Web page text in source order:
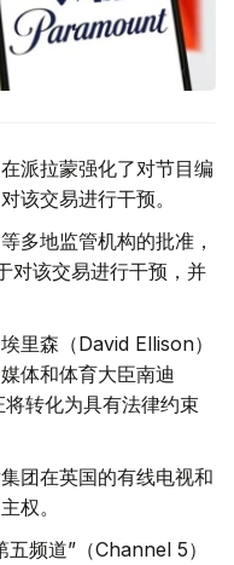
派拉蒙强化了对节目编
该交易进行干预。
多地监管机构的批准，
对该交易进行干预，并
里森（David Ellison）
体和体育大臣南迪
转化为具有法律约束
团在英国的有线电视和
权。
频道”（Channel 5）